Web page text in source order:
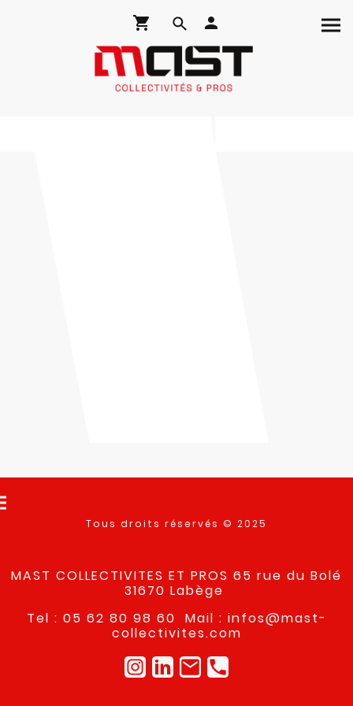
Tous droits réservés © 2025
MAST COLLECTIVITES ET PROS 65 rue du Bolé
31670 Labège
Tel : 05 62 80 98 60 Mail : infos@mast-
collectivites.com